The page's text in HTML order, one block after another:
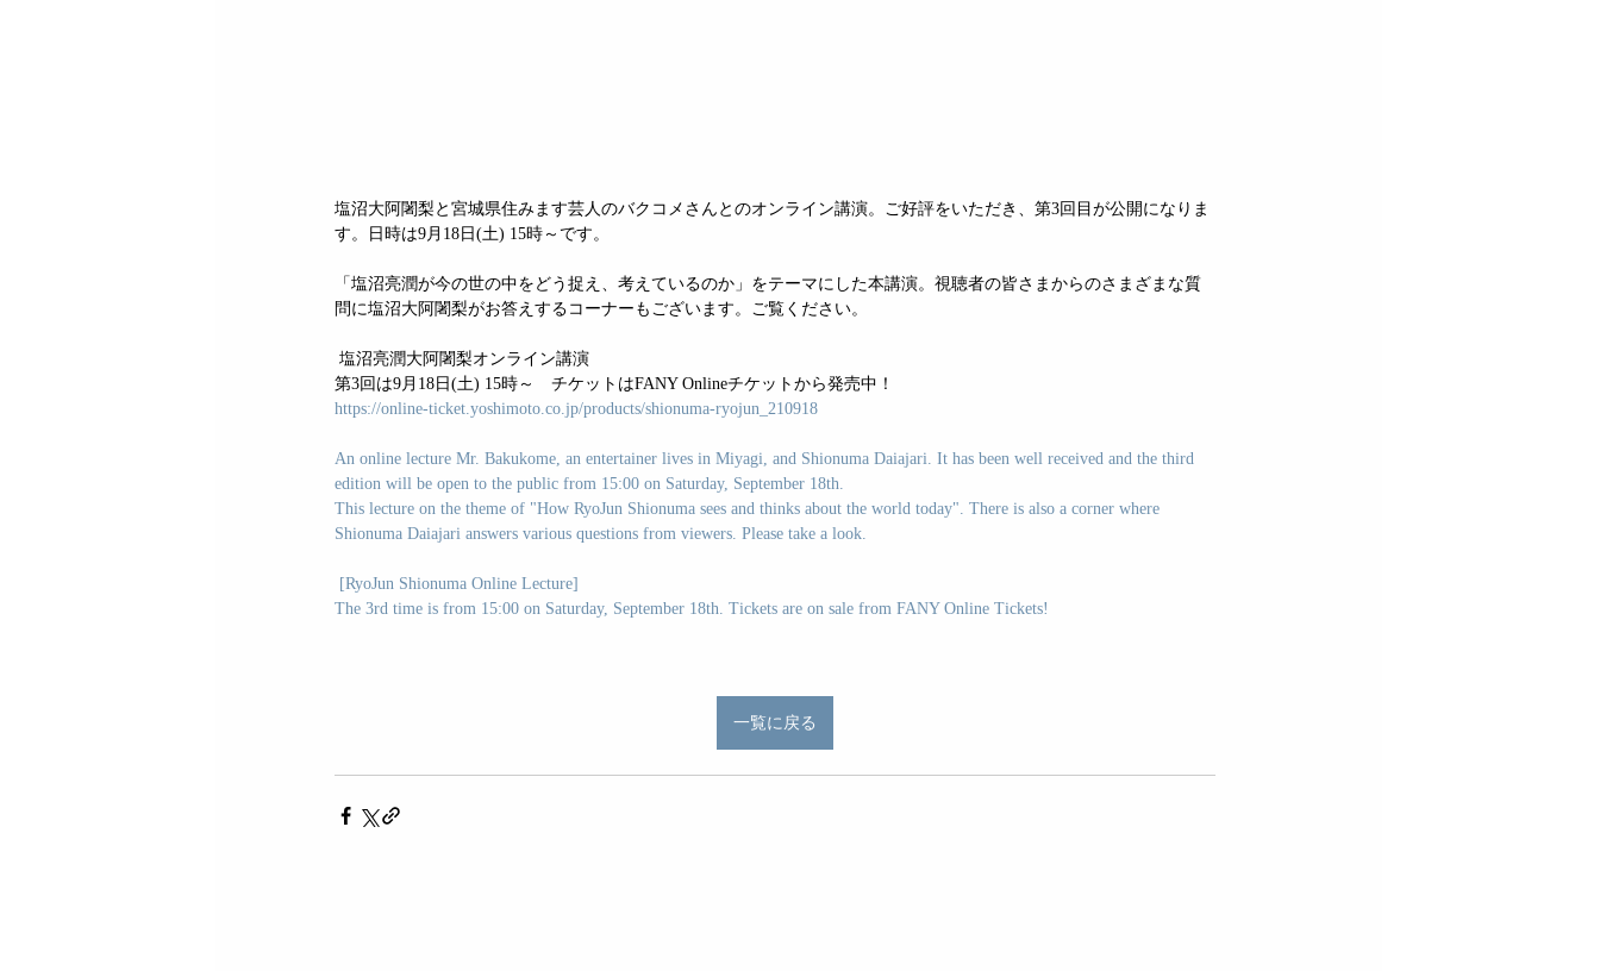
塩沼大阿闍梨と宮城県住みます芸人のバクコメさんとのオンライン講演。ご好評をいただき、第3回目が公開になりま
す。日時は9月18日(土) 15時～です。
「塩沼亮潤が今の世の中をどう捉え、考えているのか」をテーマにした本講演。視聴者の皆さまからのさまざまな質
問に塩沼大阿闍梨がお答えするコーナーもございます。ご覧ください。
塩沼亮潤大阿闍梨オンライン講演
第3回は9月18日(土) 15時～　チケットはFANY Onlineチケットから発売中！
https://online-ticket.yoshimoto.co.jp/products/shionuma-ryojun_210918
An online lecture Mr. Bakukome, an entertainer lives in Miyagi, and Shionuma Daiajari. It has been well received and the third
edition will be open to the public from 15:00 on Saturday, September 18th.
This lecture on the theme of "How RyoJun Shionuma sees and thinks about the world today". There is also a corner where
Shionuma Daiajari answers various questions from viewers. Please take a look.
[RyoJun Shionuma Online Lecture]
The 3rd time is from 15:00 on Saturday, September 18th. Tickets are on sale from FANY Online Tickets!
一覧に戻る